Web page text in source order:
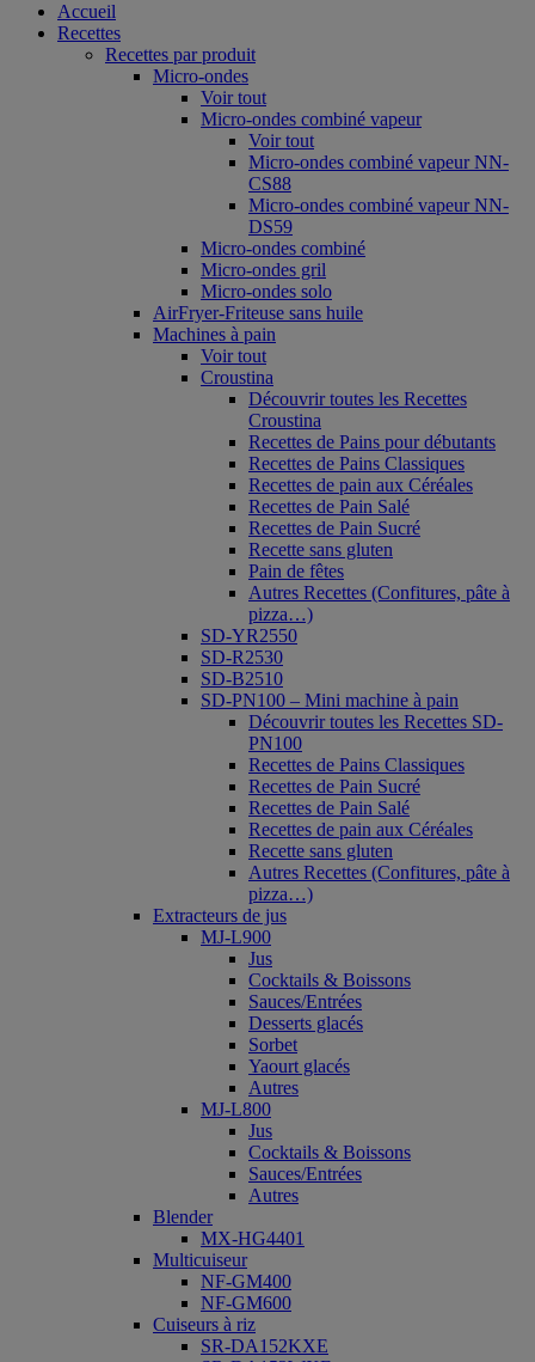
Accueil
Recettes
Recettes par produit
Micro-ondes
Voir tout
Micro-ondes combiné vapeur
Voir tout
Micro-ondes combiné vapeur NN-
CS88
Micro-ondes combiné vapeur NN-
DS59
Micro-ondes combiné
Micro-ondes gril
Micro-ondes solo
AirFryer-Friteuse sans huile
Machines à pain
Voir tout
Croustina
Découvrir toutes les Recettes
Croustina
Recettes de Pains pour débutants
Recettes de Pains Classiques
Recettes de pain aux Céréales
Recettes de Pain Salé
Recettes de Pain Sucré
Recette sans gluten
Pain de fêtes
Autres Recettes (Confitures, pâte à
pizza…)
SD-YR2550
SD-R2530
SD-B2510
SD-PN100 – Mini machine à pain
Découvrir toutes les Recettes SD-
PN100
Recettes de Pains Classiques
Recettes de Pain Sucré
Recettes de Pain Salé
Recettes de pain aux Céréales
Recette sans gluten
Autres Recettes (Confitures, pâte à
pizza…)
Extracteurs de jus
MJ-L900
Jus
Cocktails & Boissons
Sauces/Entrées
Desserts glacés
Sorbet
Yaourt glacés
Autres
MJ-L800
Jus
Cocktails & Boissons
Sauces/Entrées
Autres
Blender
MX-HG4401
Multicuiseur
NF-GM400
NF-GM600
Cuiseurs à riz
SR-DA152KXE